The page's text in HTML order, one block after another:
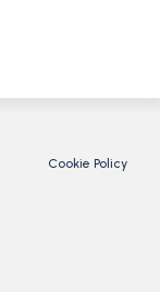
Cookie Policy